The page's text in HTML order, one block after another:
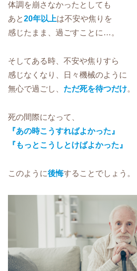
体調を崩さなかったとしても
あと20年以上は不安や焦りを
感じたまま、過ごすことに…。
そしてある時、不安や焦りすら
感じなくなり、日々機械のように
無心で過ごし、 ただ死を待つだけ。
死の間際になって、
『あの時こうすればよかった』
『もっとこうしとけばよかった』
このように後悔することでしょう。